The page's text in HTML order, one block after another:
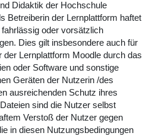
Didaktik der Hochschule
Betreiberin der Lernplattform haftet
oder vorsätzlich
Dies gilt insbesondere auch für
Lernplattform Moodle durch das
oder Software und sonstige
Geräten der Nutzerin /des
ausreichenden Schutz ihres
sind die Nutzer selbst
Verstoß der Nutzer gegen
in diesen Nutzungsbedingungen